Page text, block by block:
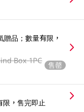
品；數量有限，
Box 1PC
售罄
限，售完即止